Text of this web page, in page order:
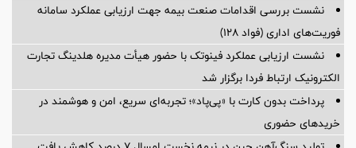
نشست بررسی اقدامات صنعت بیمه جهت ارزیابی عملکرد سامانه
فوریت‌های اداری (فواد ۱۲۸)
نشست ارزیابی عملکرد فینوتک با حضور هیأت‌ مدیره هلدینگ تجارت
الکترونیک ارتباط فردا برگزار شد
پرداخت بدون کارت با «پی‌پاد»؛ تجربه‌ای سریع، امن و هوشمند در
خریدهای حضوری